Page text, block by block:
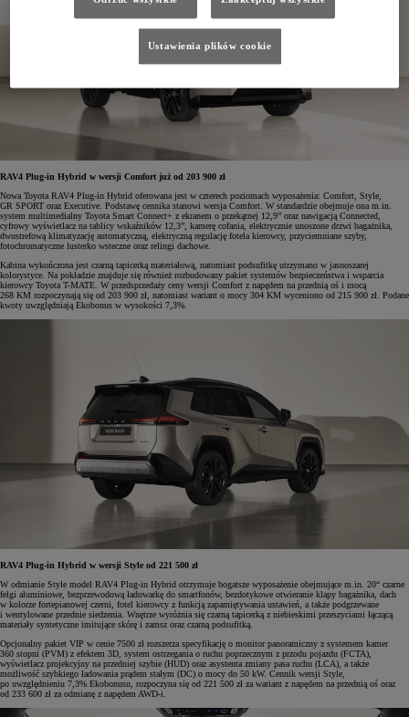
RAV4 Plug-in Hybrid w wersji Comfort już od 203 900 zł
Nowa Toyota RAV4 Plug-in Hybrid oferowana jest w czterech poziomach wyposażenia: Comfort, Style,
GR SPORT oraz Executive. Podstawę cennika stanowi wersja Comfort. W standardzie obejmuje ona m.in.
system multimedialny Toyota Smart Connect+ z ekranem o przekątnej 12,9” oraz nawigacją Connected,
cyfrowy wyświetlacz na tablicy wskaźników 12,3”, kamerę cofania, elektrycznie unoszone drzwi bagażnika,
dwustrefową klimatyzację automatyczną, elektryczną regulację fotela kierowcy, przyciemniane szyby,
fotochromatyczne lusterko wsteczne oraz relingi dachowe.
Kabina wykończona jest czarną tapicerką materiałową, natomiast podsufitkę utrzymano w jasnoszarej
kolorystyce. Na pokładzie znajduje się również rozbudowany pakiet systemów bezpieczeństwa i wsparcia
kierowcy Toyota T-MATE. W przedsprzedaży ceny wersji Comfort z napędem na przednią oś i mocą
268 KM rozpoczynają się od 203 900 zł, natomiast wariant o mocy 304 KM wyceniono od 215 900 zł. Podane
kwoty uwzględniają Ekobonus w wysokości 7,3%.
RAV4 Plug-in Hybrid w wersji Style od 221 500 zł
W odmianie Style model RAV4 Plug-in Hybrid otrzymuje bogatsze wyposażenie obejmujące m.in. 20“ czarne
felgi aluminiowe, bezprzewodową ładowarkę do smartfonów, bezdotykowe otwieranie klapy bagażnika, dach
w kolorze fortepianowej czerni, fotel kierowcy z funkcją zapamiętywania ustawień, a także podgrzewane
i wentylowane przednie siedzenia. Wnętrze wyróżnia się czarną tapicerką z niebieskimi przeszyciami łączącą
materiały syntetyczne imitujące skórę i zamsz oraz czarną podsufitką.
Opcjonalny pakiet VIP w cenie 7500 zł rozszerza specyfikację o monitor panoramiczny z systemem kamer
360 stopni (PVM) z efektem 3D, system ostrzegania o ruchu poprzecznym z przodu pojazdu (FCTA),
wyświetlacz projekcyjny na przedniej szybie (HUD) oraz asystenta zmiany pasa ruchu (LCA), a także
możliwość szybkiego ładowania prądem stałym (DC) o mocy do 50 kW. Cennik wersji Style,
po uwzględnieniu 7,3% Ekobonusu, rozpoczyna się od 221 500 zł za wariant z napędem na przednią oś oraz
od 233 600 zł za odmianę z napędem AWD-i.
Ustawienia plików cookie